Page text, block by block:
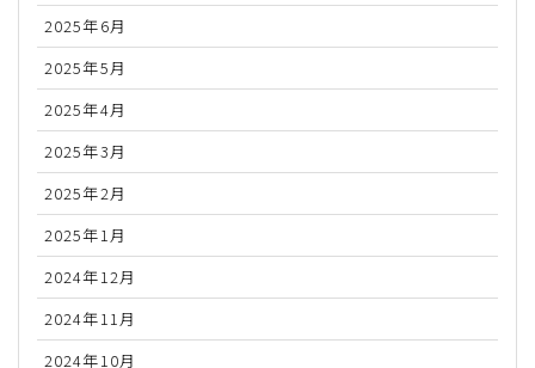
2025年6月
2025年5月
2025年4月
2025年3月
2025年2月
2025年1月
2024年12月
2024年11月
2024年10月